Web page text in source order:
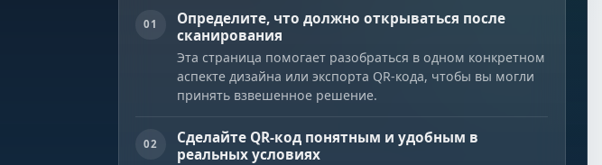
01
Определите, что должно открываться после
сканирования
Эта страница помогает разобраться в одном конкретном
аспекте дизайна или экспорта QR-кода, чтобы вы могли
принять взвешенное решение.
02
Сделайте QR-код понятным и удобным в
реальных условиях